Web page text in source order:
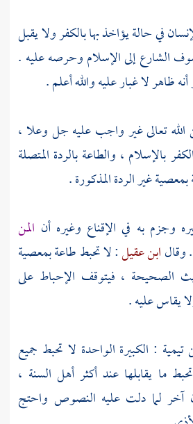
في حالة يؤاخذ بها بالكفر ولا يقبل
الشارع إلى الإسلام وحرصه عليه .
ظاهر لا غبار عليه والله أعلم .
تعالى غير واجب عليه جل وعلا ،
بالإسلام ، والطاعة بالردة المتصلة
غير الردة المذكورة .
وجزم به في الإقناع وغيره أن المن
. وقالابن عقيل: لا تحبط طاعة بمعصية
الصحيحة ، فيتوقف الإحباط على
يقاس عليه .
تيمية : الكبيرة الواحدة لا تحبط جميع
ما يقابلها عند أكثرأهل السنة ،
آخر لما دلت عليه النصوص واحتج